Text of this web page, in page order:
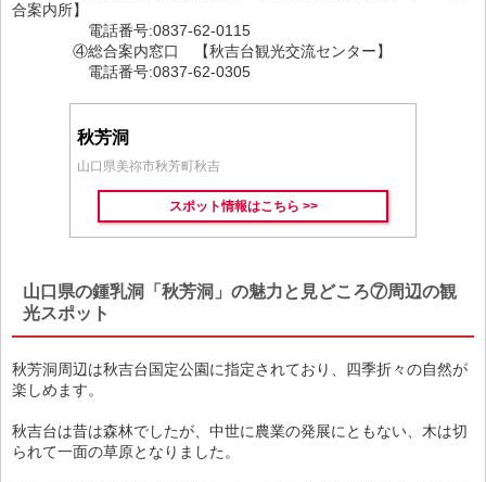
合案内所】
電話番号:0837-62-0115
④総合案内窓口 【秋吉台観光交流センター】
電話番号:0837-62-0305
秋芳洞
山口県美祢市秋芳町秋吉
スポット情報はこちら >>
山口県の鍾乳洞「秋芳洞」の魅力と見どころ⑦周辺の観
光スポット
秋芳洞周辺は秋吉台国定公園に指定されており、四季折々の自然が
楽しめます。
秋吉台は昔は森林でしたが、中世に農業の発展にともない、木は切
られて一面の草原となりました。